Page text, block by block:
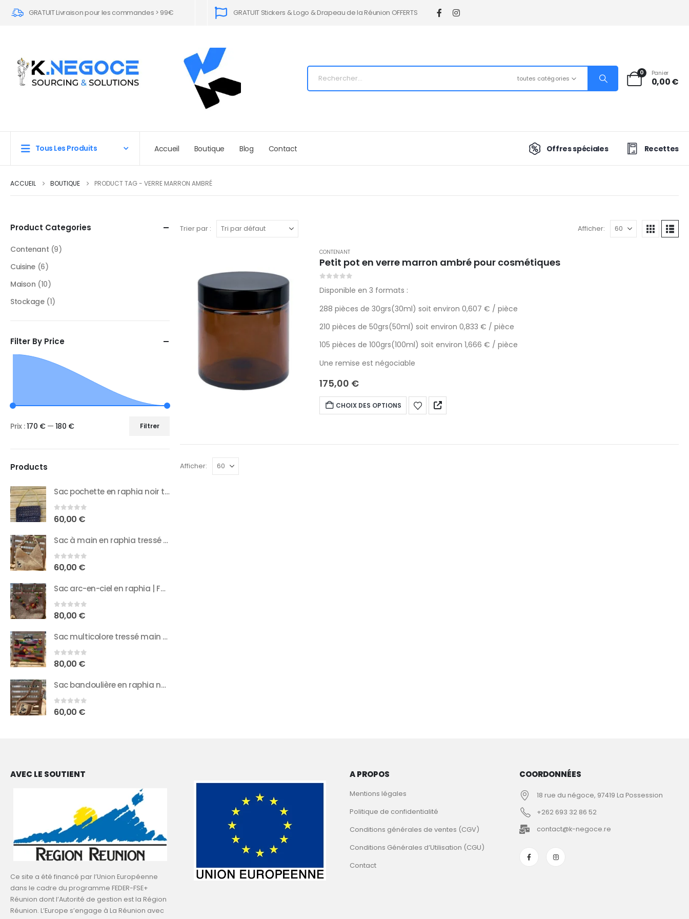
GRATUIT Livraison pour les commandes > 99€ GRATUIT Stickers & Logo & Drapeau de la Réunion OFFERTS
toutes catégories
0 Panier
0,00€
Tous Les Produits Accueil Boutique Blog Contact Offres spéciales Recettes
ACCUEIL BOUTIQUE PRODUCT TAG - VERRE MARRON AMBRÉ
Trier par : Afficher:
CONTENANT
Petit pot en verre marron ambré pour cosmétiques
Disponible en 3 formats :
288 pièces de 30grs(30ml) soit environ 0,607 € / pièce
210 pièces de 50grs(50ml) soit environ 0,833 € / pièce
105 pièces de 100grs(100ml) soit environ 1,666 € / pièce
Une remise est négociable
175,00 €
CHOIX DES OPTIONS
Afficher:
Product Categories
Contenant (9)
Cuisine (6)
Maison (10)
Stockage (1)
Filter By Price
Filtrer
Prix :170 €— 180 €
Products
Sac pochette en raphia noir tressé | Sangle chaîne dorée élégante
0 sur 5
60,00 €
Sac à main en raphia tressé | Design élégant avec anse chaîne tressée
0 sur 5
60,00 €
Sac arc-en-ciel en raphia | Fait main et orné de fleurs
0sur 5
80,00 €
Sac multicolore tressé main | Poignées en corne de zébu
0sur 5
80,00 €
Sac bandoulière en raphia naturel | Design artisanal & sangle perlée unique
0sur 5
60,00 €
AVEC LE SOUTIENT
Ce site a été financé par l’Union Européenne
dans le cadre du programme FEDER-FSE+
Réunion dont l’Autorité de gestion est la Région
Réunion. L’Europe s’engage à La Réunion avec
A PROPOS
Mentions légales
Politique de confidentialité
Conditions générales de ventes (CGV)
Conditions Générales d’Utilisation (CGU)
Contact
COORDONNÉES
18 rue du négoce, 97419 La Possession
+262 693 32 86 52
contact@k-negoce.re